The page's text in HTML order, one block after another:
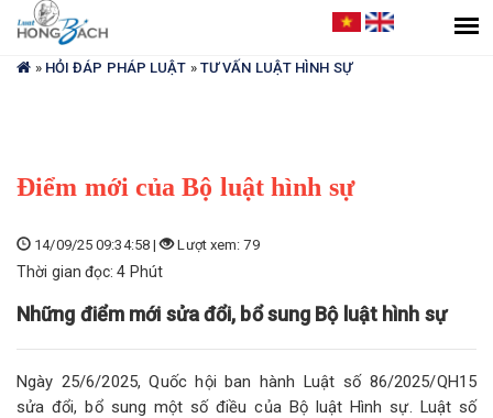
Bạn
đang
ở » HỎI ĐÁP PHÁP LUẬT » TƯ VẤN LUẬT HÌNH SỰ
Điểm mới của Bộ luật hình sự
14/09/25 09:34:58 | Lượt xem: 79
Thời gian đọc: 4 Phút
Những điểm mới sửa đổi, bổ sung Bộ luật hình sự
Ngày 25/6/2025, Quốc hội ban hành Luật số 86/2025/QH15
sửa đổi, bổ sung một số điều của Bộ luật Hình sự. Luật số